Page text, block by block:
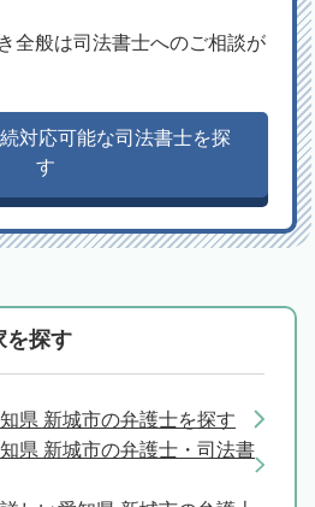
全般は司法書士へのご相談が
対応可能な司法書士を探
す
を探す
県 新城市の弁護士を探す
県 新城市の弁護士・司法書